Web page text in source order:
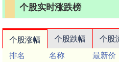
个股实时涨跌榜
个股涨幅 个股跌幅 个股
排名
名称 最新价